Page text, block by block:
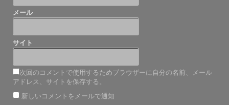
メール
サイト
次回のコメントで使用するためブラウザーに自分の名前、メール
アドレス、サイトを保存する。
新しいコメントをメールで通知